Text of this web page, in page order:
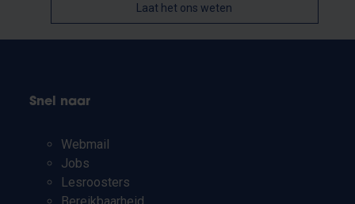
Laat het ons weten
Snel naar
Webmail
Jobs
Lesroosters